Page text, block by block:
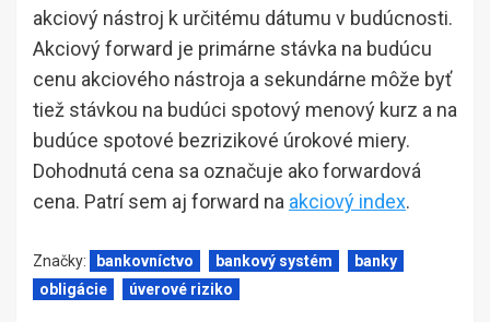
akciový nástroj k určitému dátumu v budúcnosti.
Akciový forward je primárne stávka na budúcu
cenu akciového nástroja a sekundárne môže byť
tiež stávkou na budúci spotový menový kurz a na
budúce spotové bezrizikové úrokové miery.
Dohodnutá cena sa označuje ako forwardová
cena. Patrí sem aj forward na akciový index.
Značky: bankovníctvo bankový systém
banky
obligácie
úverové riziko